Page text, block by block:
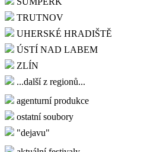
TRUTNOV
UHERSKÉ HRADIŠTĚ
ÚSTÍ NAD LABEM
ZLÍN
...další z regionů...
agenturní produkce
ostatní soubory
"dejavu"